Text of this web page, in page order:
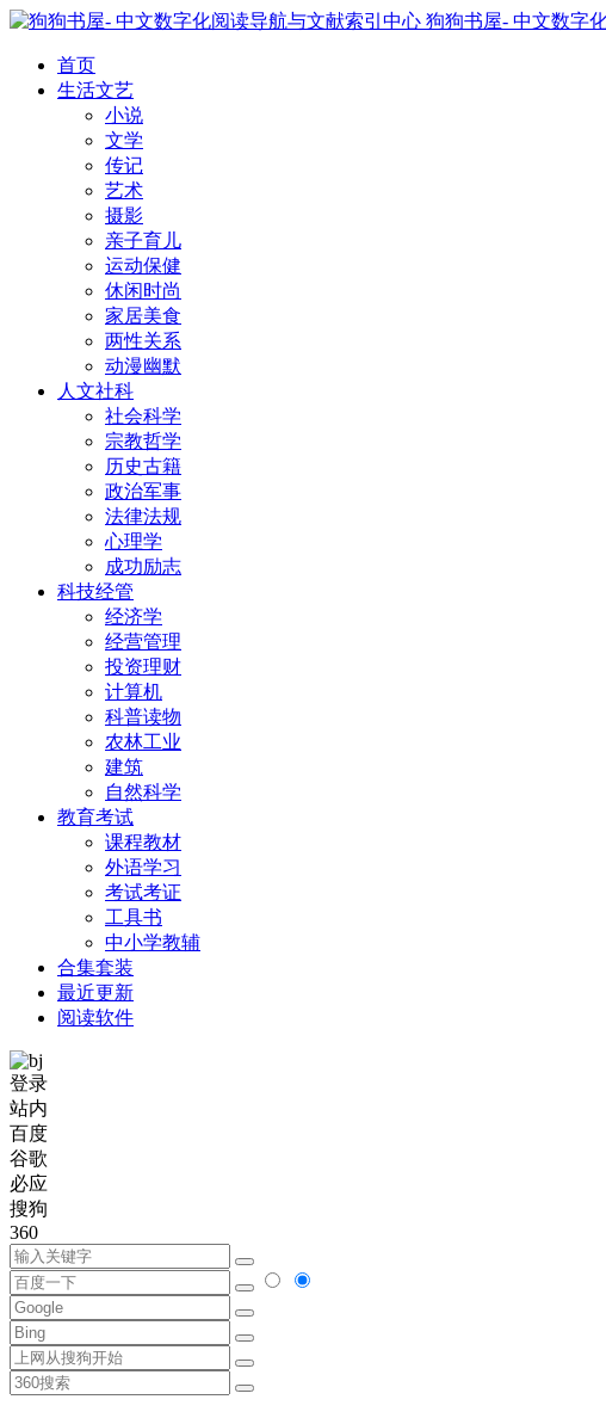
狗狗书屋- 中文数字
首页
生活文艺
小说
文学
传记
艺术
摄影
亲子育儿
运动保健
休闲时尚
家居美食
两性关系
动漫幽默
人文社科
社会科学
宗教哲学
历史古籍
政治军事
法律法规
心理学
成功励志
科技经管
经济学
经营管理
投资理财
计算机
科普读物
农林工业
建筑
自然科学
教育考试
课程教材
外语学习
考试考证
工具书
中小学教辅
合集套装
最近更新
阅读软件
登录
站内
百度
谷歌
必应
搜狗
360